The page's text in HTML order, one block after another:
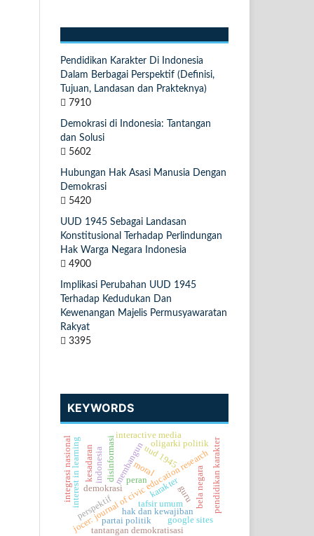
Pendidikan Karakter Di Indonesia
Dalam Berbagai Perspektif (Definisi,
Tujuan, Landasan dan Prakteknya)
7910
Demokrasi di Indonesia: Tantangan
dan Solusi
5602
Hubungan Hak Asasi Manusia Dengan
Demokrasi
5420
UUD 1945 Sebagai Landasan
Konstitusional Terhadap Perlindungan
Hak Warga Negara Indonesia
4900
Implikasi Perubahan UUD 1945
Terhadap Kedudukan Dan
Kewenangan Majelis Permusyawaratan
Rakyat
3395
KEYWORDS
jocer: journal of civic education research
membangun pendidikan karakter
peran
guru
demokrasi
oligarki politik
partai politik
disinformasi
tantangan demokratisasi
tafsir umum
hak dan kewajiban
bela negara
uud 1945
interactive media
interest in learning
google sites
karakter
indonesia
perspektif
moral
integrasi nasional kesadaran